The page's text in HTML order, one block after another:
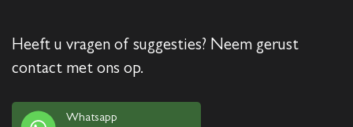
Heeft u vragen of suggesties? Neem gerust
contact met ons op.
Whatsapp